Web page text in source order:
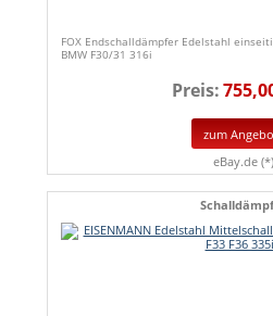
FOX Endschalldämpfer Edelstahl
BMW F30/31 316i
Preis:
zum
eBay.de (*)